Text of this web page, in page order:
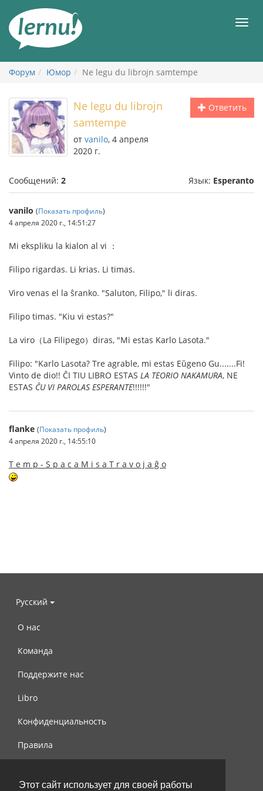
Этот сайт использует для своей работы
содержанию
Форум Юмор Ne legu du librojn samtempe
Ответить
Ne legu du librojn
samtempe
от vanilo, 4 апреля
2020 г.
Сообщений: 2 Язык: Esperanto
vanilo (Показать профиль)
4 апреля 2020 г., 14:51:27
Mi ekspliku la kialon al vi ：
Filipo rigardas. Li krias. Li timas.
Viro venas el la ŝranko. "Saluton, Filipo," li diras.
Filipo timas. "Kiu vi estas?"
La viro（La Filipego）diras, "Mi estas Karlo Lasota."
Filipo: "Karlo Lasota? Tre agrable, mi estas Eŭgeno Gu.......Fi!
Vinto de dio!! ĈI TIU LIBRO ESTAS LA TEORIO NAKAMURA, NE
ESTAS ĈU VI PAROLAS ESPERANTE!!!!!!"
flanke (Показать профиль)
4 апреля 2020 г., 14:55:10
T e m p - S p a c a M i s a T r a v o j a ĝ o
Русский
О нас
Команда
Поддержите нас
Libro
Конфиденциальность
Правила